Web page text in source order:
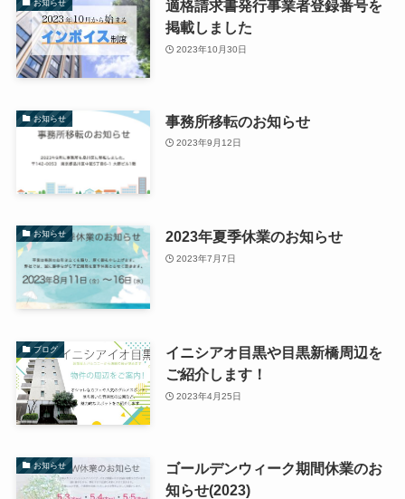
お知らせ
適格請求書発行事業者登録番号を
掲載しました
2023年10月30日
お知らせ 事務所移転のお知らせ
2023年9月12日
お知らせ 2023年夏季休業のお知らせ
2023年7月7日
ブログ
イニシアオ目黒や目黒新橋周辺を
ご紹介します！
2023年4月25日
お知らせ
ゴールデンウィーク期間休業のお
知らせ(2023)